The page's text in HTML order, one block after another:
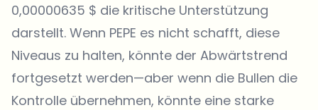
0,00000635 $ die kritische Unterstützung
darstellt. Wenn PEPE es nicht schafft, diese
Niveaus zu halten, könnte der Abwärtstrend
fortgesetzt werden—aber wenn die Bullen die
Kontrolle übernehmen, könnte eine starke